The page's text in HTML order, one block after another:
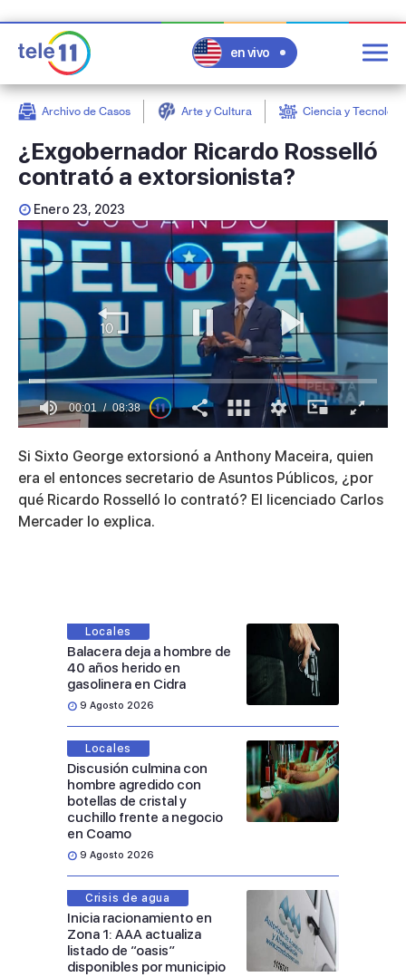
en vivo
Archivo de Casos Arte y Cultura Ciencia y
¿Exgobernador Ricardo Rosselló
contrató a extorsionista?
Enero 23, 2023
of
8
minutes,
seconds
00:01 08:38
Si Sixto George extorsionó a Anthony Maceira, quien
era el entonces secretario de Asuntos Públicos, ¿por
qué Ricardo Rosselló lo contrató? El licenciado Carlos
Mercader lo explica.
Locales
Balacera deja a hombre de
40 años herido en
gasolinera en Cidra
9 Agosto 2026
Locales
Discusión culmina con
hombre agredido con
botellas de cristal y
cuchillo frente a negocio
en Coamo
9 Agosto 2026
Crisis de agua
Inicia racionamiento en
Zona 1: AAA actualiza
listado de “oasis”
disponibles por municipio
post